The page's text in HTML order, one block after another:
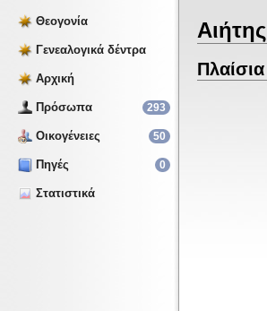
Αρχική
Πρόσωπα
Οικογένειες
0
Πηγές
Στατιστικά
Αιήτης
Πλαίσια
Θεογονία
Γενεαλογικά δέντρα
Αρχική
293
Πρόσωπα
50
Οικογένειες
0
Πηγές
Στατιστικά